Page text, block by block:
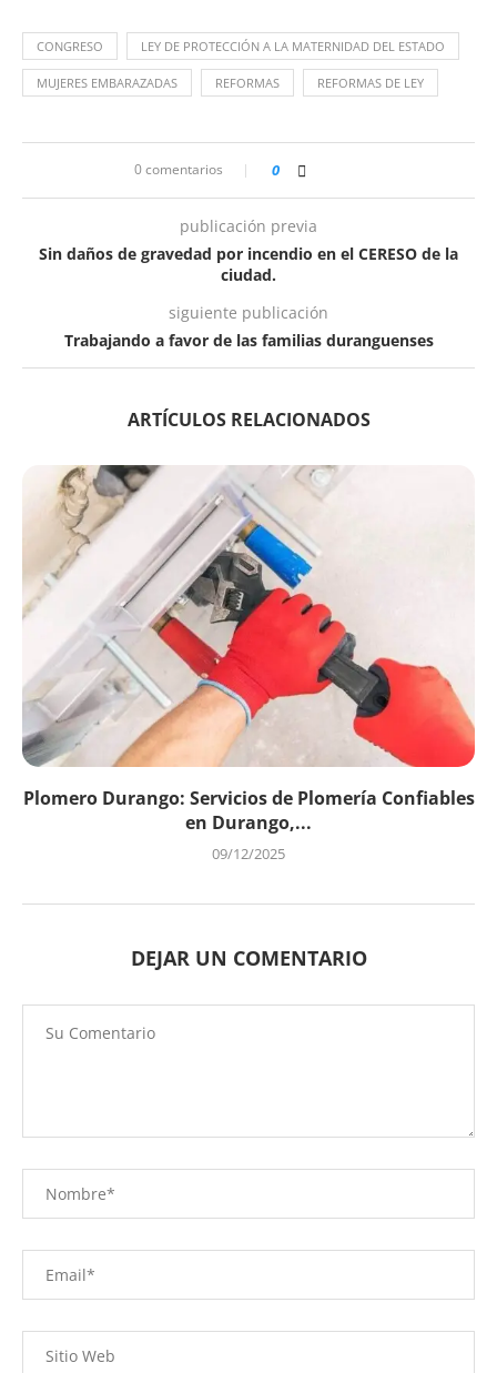
CONGRESO LEY DE PROTECCIÓN A LA MATERNIDAD DEL ESTADO
MUJERES EMBARAZADAS REFORMAS REFORMAS DE LEY
0 comentarios 0
publicación previa
Sin daños de gravedad por incendio en el CERESO de la
ciudad.
siguiente publicación
Trabajando a favor de las familias duranguenses
ARTÍCULOS RELACIONADOS
Plomero Durango: Servicios de Plomería Confiables
en Durango,...
09/12/2025
DEJAR UN COMENTARIO